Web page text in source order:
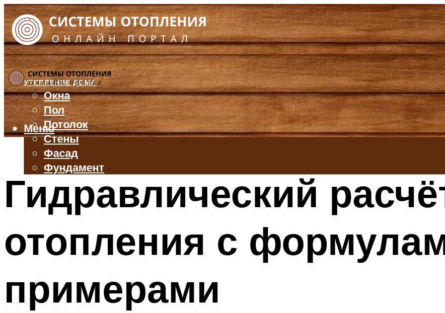
УТЕПЛЕНИЕ ДОМА
Окна
Пол
Потолок
Стены
Фасад
Фундамент
БАЛКОН И ЛОДЖИЯ
КРЫША
Меню
Меню
Гидравлический
отопления с
примерами